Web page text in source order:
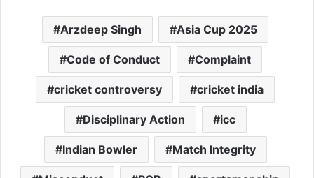
Arzdeep Singh Asia Cup 2025
Code of Conduct Complaint
cricket controversy cricket india
Disciplinary Action icc
Indian Bowler Match Integrity